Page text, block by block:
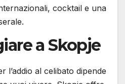
cocktail e una
a Skopje
l’addio al celibato dipende